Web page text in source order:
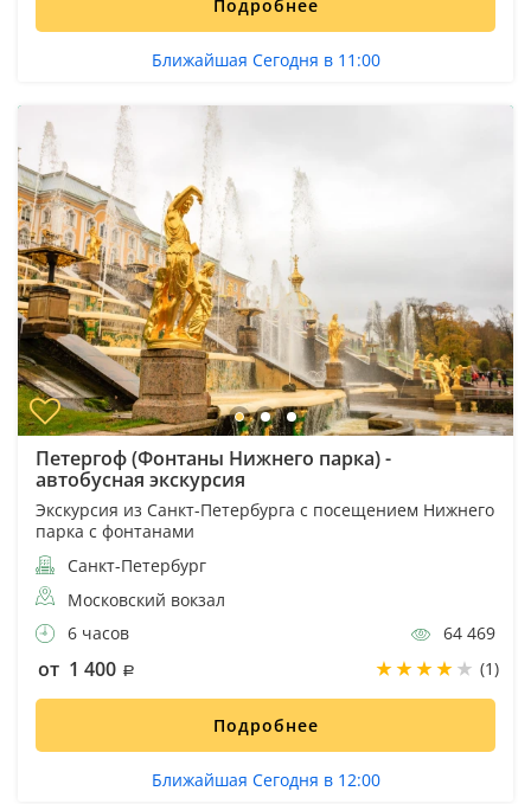
Подробнее
Ближайшая Сегодня в 11:00
Петергоф (Фонтаны Нижнего парка) -
автобусная экскурсия
Экскурсия из Санкт-Петербурга с посещением Нижнего
парка с фонтанами
Санкт-Петербург
Московский вокзал
6 часов
64 469
от 1 400 (1)
Подробнее
Ближайшая Сегодня в 12:00